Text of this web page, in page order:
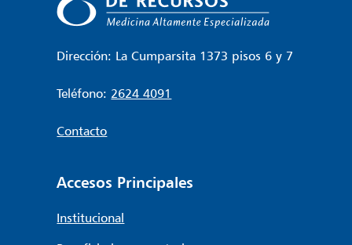
Dirección: La Cumparsita 1373 pisos 6 y 7
Teléfono: 2624 4091
Contacto
Accesos Principales
Institucional